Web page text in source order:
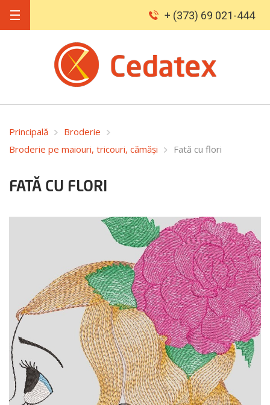
+ (373) 69 021-444
Principală
Broderie
Broderie pe maiouri, tricouri, cămăși
Fată cu flori
FATĂ CU FLORI